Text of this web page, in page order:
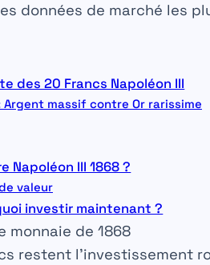
données de marché les
des 20 Francs Napoléon III
massif contre Or rarissime
III 1868 ?
valeur
investir maintenant ?
monnaie de 1868
restent l’investissement